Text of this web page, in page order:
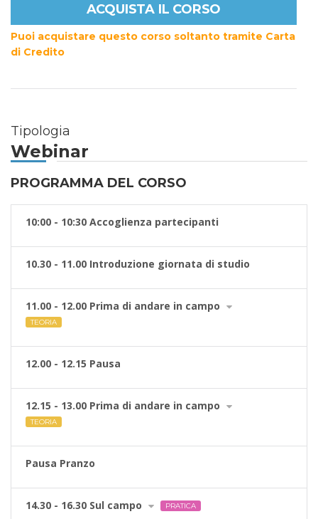
ACQUISTA IL CORSO
Puoi acquistare questo corso soltanto tramite Carta
di Credito
Tipologia
Webinar
PROGRAMMA DEL CORSO
10:00 - 10:30 Accoglienza partecipanti
10.30 - 11.00 Introduzione giornata di studio
11.00 - 12.00 Prima di andare in campo
TEORIA
12.00 - 12.15 Pausa
12.15 - 13.00 Prima di andare in campo
TEORIA
Pausa Pranzo
14.30 - 16.30 Sul campo PRATICA